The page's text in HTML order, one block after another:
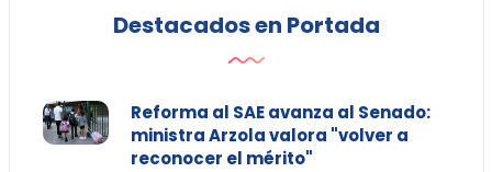
Destacados en Portada
Reforma al SAE avanza al Senado:
ministra Arzola valora "volver a
reconocer el mérito"